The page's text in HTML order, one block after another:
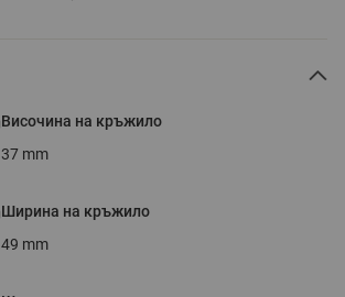
Височина на кръжило
37 mm
Ширина на кръжило
49 mm